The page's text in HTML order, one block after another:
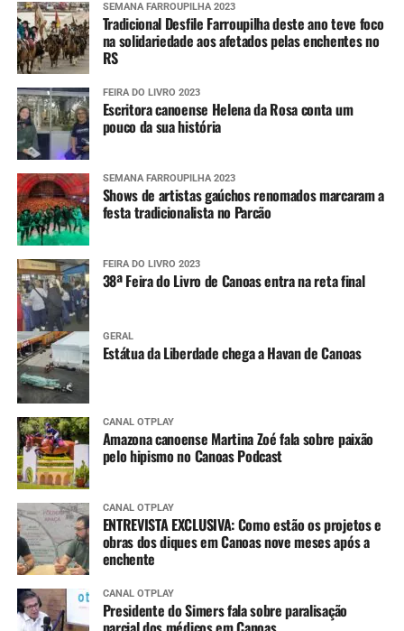
SEMANA FARROUPILHA 2023
Tradicional Desfile Farroupilha deste ano teve foco
na solidariedade aos afetados pelas enchentes no
RS
FEIRA DO LIVRO 2023
Escritora canoense Helena da Rosa conta um
pouco da sua história
SEMANA FARROUPILHA 2023
Shows de artistas gaúchos renomados marcaram a
festa tradicionalista no Parcão
FEIRA DO LIVRO 2023
38ª Feira do Livro de Canoas entra na reta final
GERAL
Estátua da Liberdade chega a Havan de Canoas
CANAL OTPLAY
Amazona canoense Martina Zoé fala sobre paixão
pelo hipismo no Canoas Podcast
CANAL OTPLAY
ENTREVISTA EXCLUSIVA: Como estão os projetos e
obras dos diques em Canoas nove meses após a
enchente
CANAL OTPLAY
Presidente do Simers fala sobre paralisação